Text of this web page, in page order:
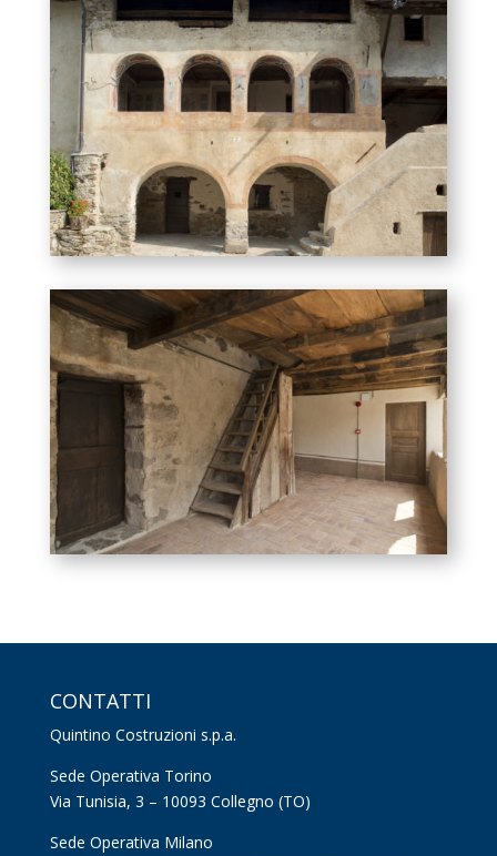
CONTATTI
Quintino Costruzioni s.p.a.
Sede Operativa Torino
Via Tunisia, 3 – 10093 Collegno (TO)
Sede Operativa Milano